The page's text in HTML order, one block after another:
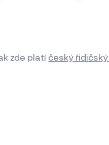
zde platí český